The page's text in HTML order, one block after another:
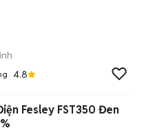
4.8
Fesley FST350 Đen